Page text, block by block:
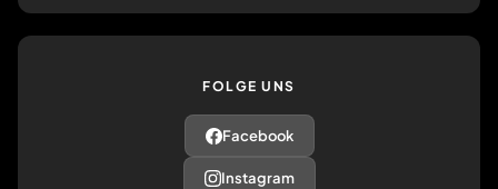
FOLGE UNS
Facebook
Instagram